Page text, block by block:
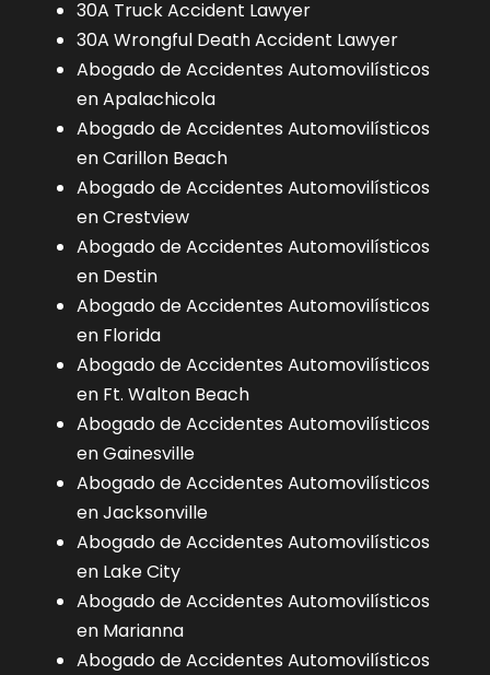
30A Truck Accident Lawyer
30A Wrongful Death Accident Lawyer
Abogado de Accidentes Automovilísticos
en Apalachicola
Abogado de Accidentes Automovilísticos
en Carillon Beach
Abogado de Accidentes Automovilísticos
en Crestview
Abogado de Accidentes Automovilísticos
en Destin
Abogado de Accidentes Automovilísticos
en Florida
Abogado de Accidentes Automovilísticos
en Ft. Walton Beach
Abogado de Accidentes Automovilísticos
en Gainesville
Abogado de Accidentes Automovilísticos
en Jacksonville
Abogado de Accidentes Automovilísticos
en Lake City
Abogado de Accidentes Automovilísticos
en Marianna
Abogado de Accidentes Automovilísticos